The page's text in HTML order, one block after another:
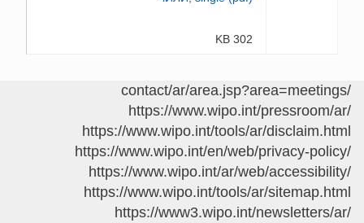
302 KB
/contact/ar/area.jsp?area=meetings
https://www.wipo.int/pressroom/ar/
https://www.wipo.int/tools/ar/disclaim.html
https://www.wipo.int/en/web/privacy-policy/
https://www.wipo.int/ar/web/accessibility/
https://www.wipo.int/tools/ar/sitemap.html
https://www3.wipo.int/newsletters/ar/